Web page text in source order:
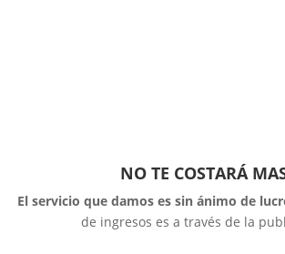
NO TE COSTARÁ
El servicio que damos es sin ánimo de
de ingresos es a través de la